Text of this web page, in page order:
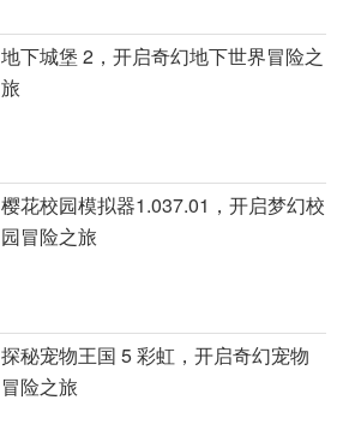
地下城堡 2，开启奇幻地下世界冒险之
旅
樱花校园模拟器1.037.01，开启梦幻校
园冒险之旅
探秘宠物王国 5 彩虹，开启奇幻宠物
冒险之旅